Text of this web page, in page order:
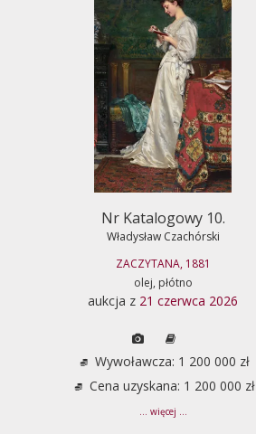
Nr Katalogowy 10.
Władysław Czachórski
ZACZYTANA, 1881
olej, płótno
aukcja z 21 czerwca 2026
Wywoławcza: 1 200 000 zł
Cena uzyskana: 1 200 000 zł
... więcej ...